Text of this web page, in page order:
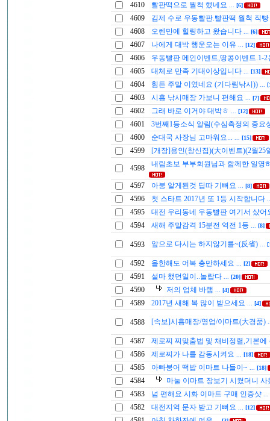
4610 빨판떡으로 월척 했네요 [6]
4609
김제 수로 우동빨판.빨판떡 월척 직빵
4608
오렌만에 힐링하고 왔습니다 [6]
4607 나에게 대박 행운오는 이유 [12]
4606
우동빨판 메인이벤트,땅콩이벤트.1-
4605
대체로 만족 기대이상입니다 [13]
4604 힘든 주말 이였네요 (기다림낚시))
4603 시흥 낚시매장 가보니 편해요 [7]
4602 그래 바로 이거야 대박ㅎ [12]
4601
3번째1등소식 알림(수심측정의 중요
4600
순대국 사장님 고마워요... [15]
4599 [개장]용인(창신집)(大이벤트)(2월25
4598 내림초보 부부회원님과 함께한 일영
4597 아붕 알게된것 딥따 기뻐요 [8]
4596 첫 스타트 2017년 또 1등 시작합니다
4595
대전 우리동네 우동빨판 여기서 샀
4594
새해 주말감격 15분전 역전 1등 [8]
4593 앞으로 다시는 하지않기를~(反省)
4592 올한해도 어복 충만하세요 [2]
4591 설마 했던일이..놀랍다 [20]
4590 저의 업체 바램 [4]
4589 2017년 새해 복 많이 받으세요 [4]
4588 [속보]시흥매장/영업/이마트(大경품)
4587
제로찌 찌맞춤법 및 채비정렬,기본
4586
제로찌가 나를 감동시켜요 [18]
4585 아빠붕어 떡밥 이마트 나들이~ [18]
4584
마눌 이마트 장보기 시켰더니
4583
넘 편해요 시화 이마트 구매 인증샷
4582 대전지역 문자 받고 기뻐요 [12]